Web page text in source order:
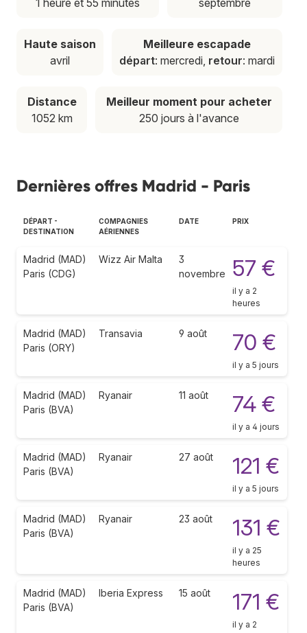
Haute saison
avril
Meilleure escapade
départ: mercredi, retour: mardi
Distance
1052 km
Meilleur moment pour acheter
250 jours à l'avance
Dernières offres Madrid - Paris
DÉPART -
DESTINATION
COMPAGNIES
AÉRIENNES
DATE PRIX
Madrid (MAD)
Paris (CDG)
Wizz Air Malta
3
novembre
57 €
il y a 2
heures
Madrid (MAD)
Paris (ORY)
Transavia 9 août 70 €
il y a 5 jours
Madrid (MAD)
Paris (BVA)
Ryanair 11 août 74 €
il y a 4 jours
Madrid (MAD)
Paris (BVA)
Ryanair 27 août 121 €
il y a 5 jours
Madrid (MAD)
Paris (BVA)
Ryanair 23 août 131 €
il y a 25
heures
Madrid (MAD)
Paris (BVA)
Iberia Express 15 août 171 €
il y a 2